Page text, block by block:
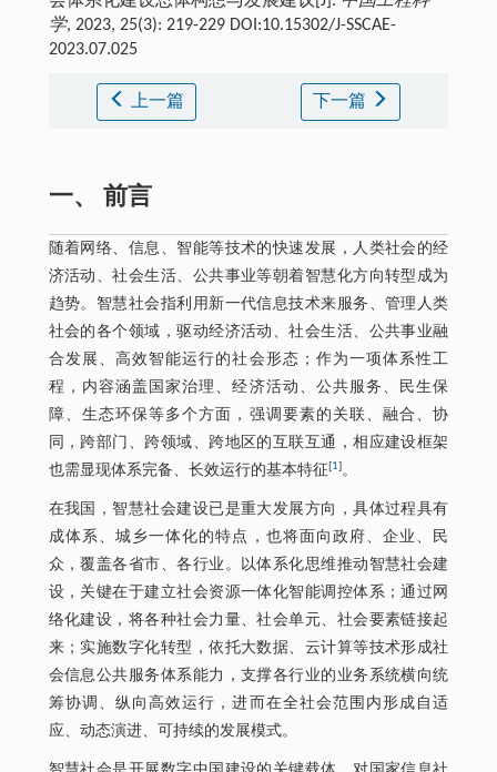
学, 2023, 25(3): 219-229 DOI:10.15302/J-SSCAE-
2023.07.025
上一篇 下一篇
一、 前言
随着网络、信息、智能等技术的快速发展，人类社会的经
济活动、社会生活、公共事业等朝着智慧化方向转型成为
趋势。智慧社会指利用新一代信息技术来服务、管理人类
社会的各个领域，驱动经济活动、社会生活、公共事业融
合发展、高效智能运行的社会形态；作为一项体系性工
程，内容涵盖国家治理、经济活动、公共服务、民生保
障、生态环保等多个方面，强调要素的关联、融合、协
同，跨部门、跨领域、跨地区的互联互通，相应建设框架
也需显现体系完备、长效运行的基本特征[1]。
在我国，智慧社会建设已是重大发展方向，具体过程具有
成体系、城乡一体化的特点，也将面向政府、企业、民
众，覆盖各省市、各行业。以体系化思维推动智慧社会建
设，关键在于建立社会资源一体化智能调控体系；通过网
络化建设，将各种社会力量、社会单元、社会要素链接起
来；实施数字化转型，依托大数据、云计算等技术形成社
会信息公共服务体系能力，支撑各行业的业务系统横向统
筹协调、纵向高效运行，进而在全社会范围内形成自适
应、动态演进、可持续的发展模式。